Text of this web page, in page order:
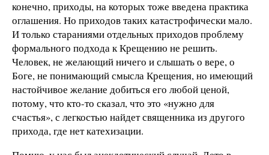
конечно, приходы, на которых тоже введена практика
оглашения. Но приходов таких катастрофически мало.
И только стараниями отдельных приходов проблему
формального подхода к Крещению не решить.
Человек, не желающий ничего и слышать о вере, о
Боге, не понимающий смысла Крещения, но имеющий
настойчивое желание добиться его любой ценой,
потому, что кто-то сказал, что это «нужно для
счастья», с легкостью найдет священника из другого
прихода, где нет катехизации.